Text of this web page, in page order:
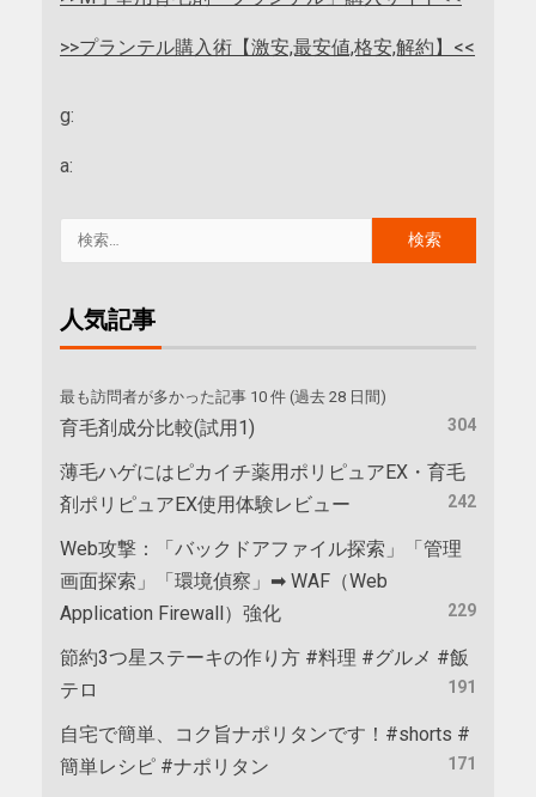
>>プランテル購入術【激安,最安値,格安,解約】<<
g:
a:
人気記事
最も訪問者が多かった記事 10 件 (過去 28 日間)
育毛剤成分比較(試用1) 304
薄毛ハゲにはピカイチ薬用ポリピュアEX・育毛
剤ポリピュアEX使用体験レビュー
242
Web攻撃：「バックドアファイル探索」「管理
画面探索」「環境偵察」➡ WAF（Web
Application Firewall）強化
229
節約3つ星ステーキの作り方 #料理 #グルメ #飯
テロ
191
自宅で簡単、コク旨ナポリタンです！#shorts #
簡単レシピ #ナポリタン
171